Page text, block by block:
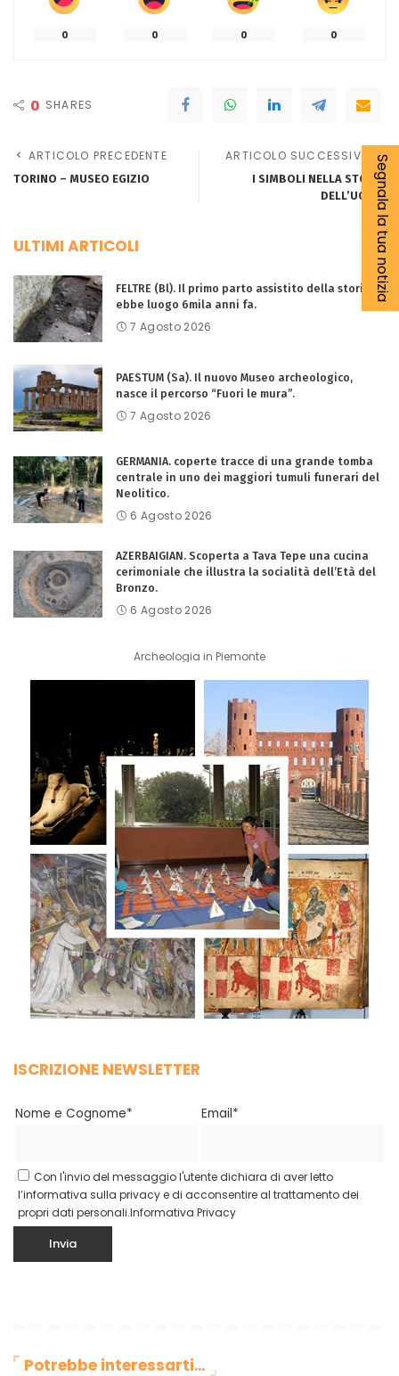
0 0 0 0
0 SHARES
ARTICOLO PRECEDENTE
TORINO – MUSEO EGIZIO
ARTICOLO SUCCESSIVO
I SIMBOLI NELLA STORIA
DELL’UOMO
ULTIMI ARTICOLI
FELTRE (Bl). Il primo parto assistito della storia
ebbe luogo 6mila anni fa.
7 Agosto 2026
PAESTUM (Sa). Il nuovo Museo archeologico,
nasce il percorso “Fuori le mura”.
7 Agosto 2026
GERMANIA. coperte tracce di una grande tomba
centrale in uno dei maggiori tumuli funerari del
Neolitico.
6 Agosto 2026
AZERBAIGIAN. Scoperta a Tava Tepe una cucina
cerimoniale che illustra la socialità dell’Età del
Bronzo.
6 Agosto 2026
Archeologia in Piemonte
ISCRIZIONE NEWSLETTER
Nome e Cognome* Email*
Con l'invio del messaggio l'utente dichiara di aver letto
l’informativa sulla privacy e di acconsentire al trattamento dei
propri dati personali.Informativa Privacy
Potrebbe interessarti…
Segnala la tua notizia